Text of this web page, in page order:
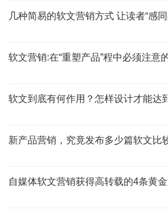
几种简易的软文营销方式 让读者“感
软文营销:在“重塑产品”程中必须注意
软文到底有何作用？怎样设计才能达
新产品营销，究竟发布多少篇软文比
自媒体软文营销获得高转载的4条黄金